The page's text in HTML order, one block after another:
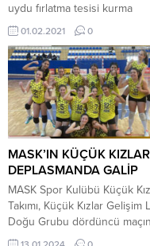
uydu fırlatma tesisi kurma
çalışmalarına başladık, uzak
olmayan tarihte ülkemizin ve
dostlarımızın uydularını
göndereceğiz.
enerjiye, çevrenin
korunmasından savunma
sanayiine kadar geniş
alanına sahip uzay ve uydu
teknolojilerinde ülkemizi
haline getirmekte kararlıyız.”
Erdoğan, “Her kim ‘bu ülkede
yeni reforma ihtiyaç yoktur’
o...
01.02.2021 0
MASK’IN KÜÇÜK
DEPLASMANDA GALİP
MASK Spor Kulübü Küçük
Takımı, Küçük Kızlar Gelişim
Doğu Grubu dördüncü
Net Voleybol Akademi ile